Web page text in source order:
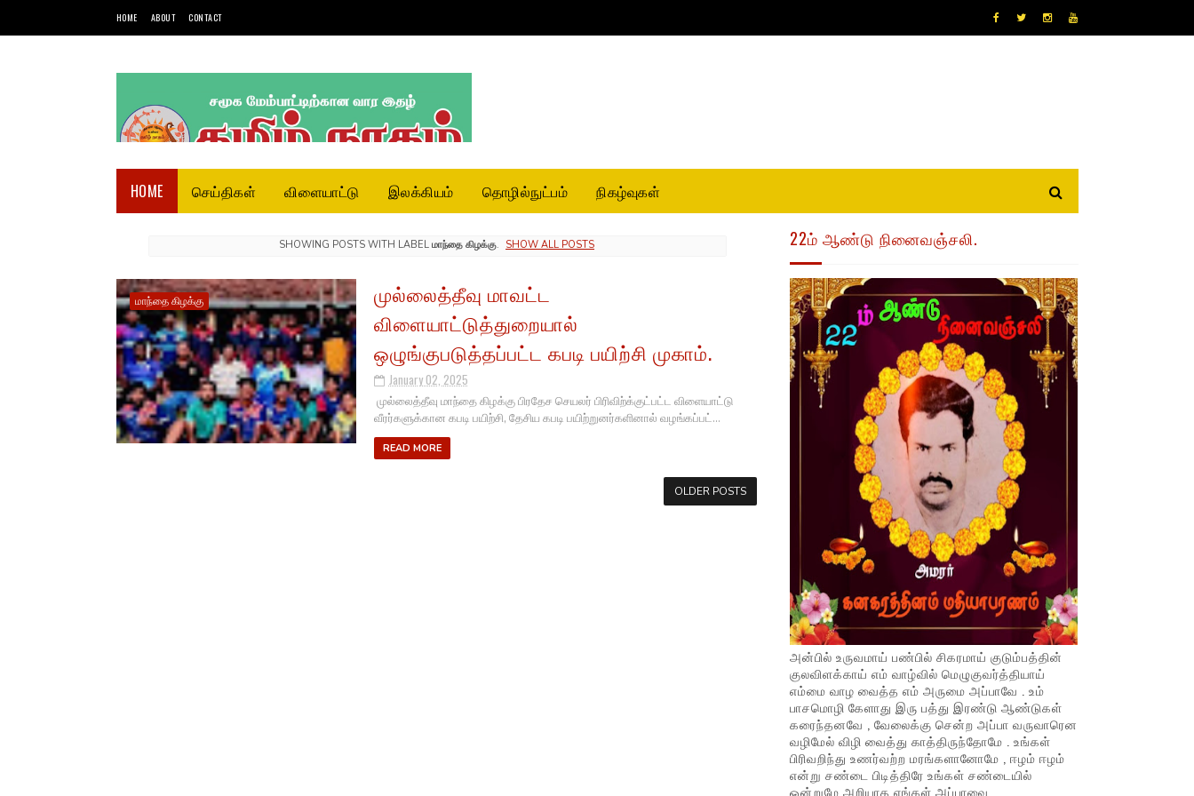
HOME ABOUT CONTACT
HOME செய்திகள் விளையாட்டு இலக்கியம் தொழில்நுட்பம் நிகழ்வுகள்
SHOWING POSTS WITH LABEL மாந்தை கிழக்கு. SHOW ALL POSTS
மாந்தை கிழக்கு
முல்லைத்தீவு மாவட்ட
விளையாட்டுத்துறையால்
ஒழுங்குபடுத்தப்பட்ட கபடி பயிற்சி முகாம்.
January 02, 2025
முல்லைத்தீவு மாந்தை கிழக்கு பிரதேச செயலர் பிரிவிற்க்குட்பட்ட விளையாட்டு
வீரர்களுக்கான கபடி பயிற்சி, தேசிய கபடி பயிற்றுனர்களினால் வழங்கப்பட்...
READ MORE
OLDER POSTS
22ம் ஆண்டு நினைவஞ்சலி.
அன்பில் உருவமாய் பண்பில் சிகரமாய் குடும்பத்தின்
குலவிளக்காய் எம் வாழ்வில் மெழுகுவர்த்தியாய்
எம்மை வாழ வைத்த எம் அருமை அப்பாவே . உம்
பாசமொழி கேளாது இரு பத்து இரண்டு ஆண்டுகள்
கரைந்தனவே , வேலைக்கு சென்ற அப்பா வருவாரென
வழிமேல் விழி வைத்து காத்திருந்தோமே . உங்கள்
பிரிவறிந்து உணர்வற்ற மரங்களானோமே , ஈழம் ஈழம்
என்று சண்டை பிடித்திரே உங்கள் சண்டையில்
ஒன்றுமே அறியாத எங்கள் அப்பாவை